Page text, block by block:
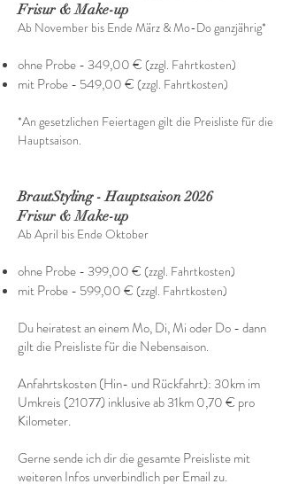
Frisur & Make-up
Ab November bis Ende März & Mo-Do ganzjährig*
ohne Probe - 349,00 € (zzgl. Fahrtkosten)
mit Probe - 549,00 € (zzgl. Fahrtkosten)
*An gesetzlichen Feiertagen gilt die Preisliste für die
Hauptsaison.
BrautStyling - Hauptsaison 2026
Frisur & Make-up
Ab April bis Ende Oktober
ohne Probe - 399,00 € (zzgl. Fahrtkosten)
mit Probe - 599,00 € (zzgl. Fahrtkosten)
Du heiratest an einem Mo, Di, Mi oder Do - dann
gilt die Preisliste für die Nebensaison.
Anfahrtskosten (Hin- und Rückfahrt): 30km im
Umkreis (21077) inklusive ab 31km 0,70 € pro
Kilometer.
Gerne sende ich dir die gesamte Preisliste mit
weiteren Infos unverbindlich per Email zu.